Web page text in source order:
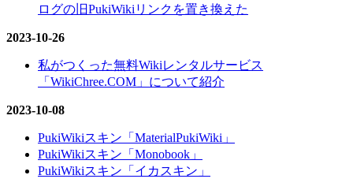
ログの旧PukiWikiリンクを置き換えた
2023-10-26
私がつくった無料Wikiレンタルサービス
「WikiChree.COM」について紹介
2023-10-08
PukiWikiスキン「MaterialPukiWiki」
PukiWikiスキン「Monobook」
PukiWikiスキン「イカスキン」